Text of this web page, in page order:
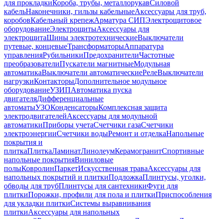
для прокладкиКороба, трубы, металлорукавСиловой
кабельНаконечники, гильзы кабельныеАксессуары для труб,
коробовКабельный крепежАрматура СИПЭлектрощитовое
оборудованиеЭлектрощитыАксессуары для
электрощитаШины электротехническиеВыключатели
путевые, концевыеТрансформаторыАппаратура
управленияРубильникиПредохранителиЧастотные
преобразователиПускатели магнитныеМодульная
автоматикаВыключатели автоматическиеРелеВыключатели
нагрузкиКонтакторыДополнительное модульное
оборудованиеУЗИПАвтоматика пуска
двигателяДифференциальные
автоматыУЗОКонденсаторыКомплексная защита
электродвигателейАксессуары для модульной
автоматикиПриборы учетаСчетчики газаСчетчики
электроэнергииСчетчики водыРемонт и отделкаНапольные
покрытия и
плиткаПлиткаЛаминатЛинолеумКерамогранитСпортивные
напольные покрытияВиниловые
полыКовролинПаркетИскусственная траваАксессуары для
напольных покрытий и плиткиПодложкаПлинтусы, уголки,
обводы для трубПлинтусы для сантехникиФуги для
плиткиПорожки, профили для пола и плиткиПриспособления
для укладки плиткиСистемы выравнивания
плиткиАксессуары для напольных